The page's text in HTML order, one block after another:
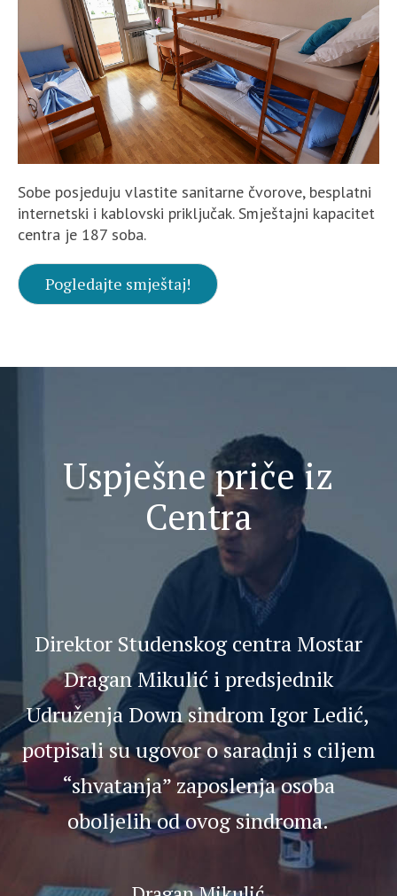
Sobe posjeduju vlastite sanitarne čvorove, besplatni
internetski i kablovski priključak. Smještajni kapacitet
centra je 187 soba.
Pogledajte smještaj!
Uspješne priče iz
Centra
Direktor Studenskog centra Mostar
Dragan Mikulić i predsjednik
Udruženja Down sindrom Igor Ledić,
potpisali su ugovor o saradnji s ciljem
“shvatanja” zaposlenja osoba
oboljelih od ovog sindroma.